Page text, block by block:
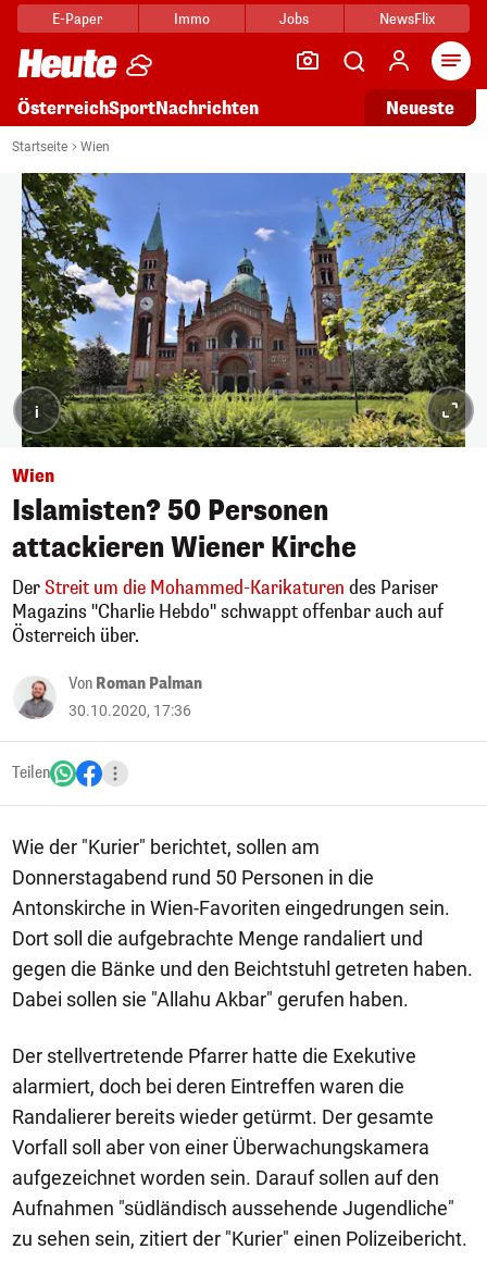
E-Paper Immo Jobs NewsFlix
ÖsterreichSportNachrichten Neueste
Startseite Wien
i
Wien
Islamisten? 50 Personen
attackieren Wiener Kirche
DerStreit um die Mohammed-Karikaturen des Pariser
Magazins "Charlie Hebdo" schwappt offenbar auch auf
Österreich über.
Von Roman Palman
30.10.2020, 17:36
Teilen
Wie der "Kurier" berichtet, sollen am
Donnerstagabend rund 50 Personen in die
Antonskirche in Wien-Favoriten eingedrungen sein.
Dort soll die aufgebrachte Menge randaliert und
gegen die Bänke und den Beichtstuhl getreten haben.
Dabei sollen sie "Allahu Akbar" gerufen haben.
Der stellvertretende Pfarrer hatte die Exekutive
alarmiert, doch bei deren Eintreffen waren die
Randalierer bereits wieder getürmt. Der gesamte
Vorfall soll aber von einer Überwachungskamera
aufgezeichnet worden sein. Darauf sollen auf den
Aufnahmen "südländisch aussehende Jugendliche"
zu sehen sein, zitiert der "Kurier" einen Polizeibericht.